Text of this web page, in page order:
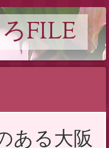
FILE
ある大阪